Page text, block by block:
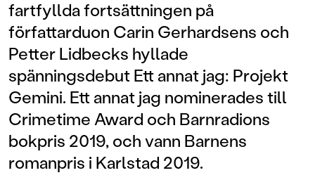
fartfyllda fortsättningen på
författarduon Carin Gerhardsens och
Petter Lidbecks hyllade
spänningsdebut Ett annat jag: Projekt
Gemini. Ett annat jag nominerades till
Crimetime Award och Barnradions
bokpris 2019, och vann Barnens
romanpris i Karlstad 2019.